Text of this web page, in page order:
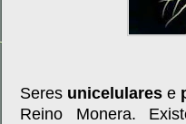
Seres unicelulares e
Reino Monera.